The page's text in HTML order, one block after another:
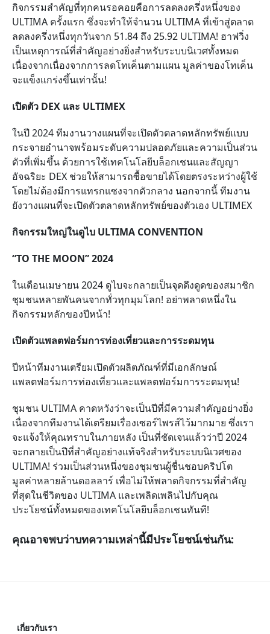
กิจกรรมสำคัญที่ทุกคนรอคอยคือการลดลงครึ่งหนึ่งของ
ULTIMA ครั้งแรก ซึ่งจะทำให้จำนวน ULTIMAที่เข้าสู่ตลาด
ลดลงครึ่งหนึ่งทุกวันจาก 51.84 ถึง 25.92 ULTIMA! ฮาฟวิ่ง
เป็นเหตุการณ์ที่สำคัญอย่างยิ่งสำหรับระบบนิเวศทั้งหมด
เนื่องจากเนื่องจากการลดโทเค็นตามแผน มูลค่าของโทเค็น
จะแข็งแกร่งขึ้นเท่านั้น!
เปิดตัว DEX และ ULTIMEX
ในปี2024ทีมงานวางแผนที่จะเปิดตัวตลาดหลักทรัพย์แบบ
กระจายอำนาจพร้อมระดับความปลอดภัยและความเป็นส่วน
ตัวที่เพิ่มขึ้น ด้วยการใช้เทคโนโลยีบล็อกเชนและสัญญา
อัจฉริยะ DEX ช่วยให้สามารถซื้อขายได้โดยตรงระหว่างผู้ใช้
โดยไม่ต้องมีการแทรกแซงจากตัวกลาง นอกจากนี้ ทีมงาน
ยังวางแผนที่จะเปิดตัวตลาดหลักทรัพย์ของตัวเอง ULTIMEX
กิจกรรมใหญ่ในดูไบ ULTIMA CONVENTION
“TO THE MOON” 2024
ในเดือนเมษายน2024 ดูไบจะกลายเป็นจุดดึงดูดของสมาชิก
ชุมชนหลายพันคนจากทั่วทุกมุมโลก! อย่าพลาดหนึ่งใน
กิจกรรมหลักของปีหน้า!
เปิดตัวแพลตฟอร์มการท่องเที่ยวและการระดมทุน
ปีหน้าทีมงานเตรียมเปิดตัวผลิตภัณฑ์ที่มีเอกลักษณ์
แพลตฟอร์มการท่องเที่ยวและแพลตฟอร์มการระดมทุน!
ชุมชน ULTIMA คาดหวังว่าจะเป็นปีที่มีความสำคัญอย่างยิ่ง
เนื่องจากทีมงานได้เตรียมเรื่องเซอร์ไพรส์ไว้มากมาย ซึ่งเรา
จะแจ้งให้คุณทราบในภายหลัง เป็นที่ชัดเจนแล้วว่าปี2024
จะกลายเป็นปีที่สำคัญอย่างแท้จริงสำหรับระบบนิเวศของ
ULTIMA! ร่วมเป็นส่วนหนึ่งของชุมชนผู้ชื่นชอบคริปโต
มูลค่าหลายล้านดอลลาร์ เพื่อไม่ให้พลาดกิจกรรมที่สำคัญ
ที่สุดในชีวิตของ ULTIMA และเพลิดเพลินไปกับคุณ
ประโยชน์ทั้งหมดของเทคโนโลยีบล็อกเชนทันที!
คุณอาจพบว่าบทความเหล่านี้มีประโยชน์เช่นกัน:
เกี่ยวกับเรา